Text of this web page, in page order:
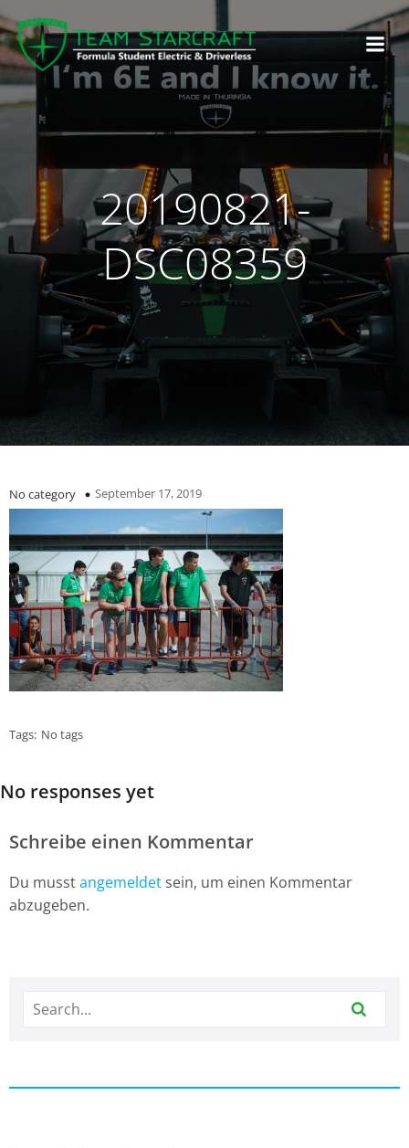
20190821-
DSC08359
No category September 17, 2019
Tags: No tags
No responses yet
Schreibe einen Kommentar
Du musstangemeldet sein, um einen Kommentar
abzugeben.